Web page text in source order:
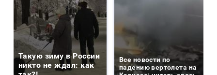
Такую зиму в России
никто не ждал: как
Все новости по
падению вертолета на